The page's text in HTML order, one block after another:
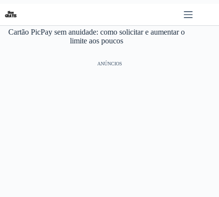
para
o
conteúdo
Cartão PicPay sem anuidade: como solicitar e aumentar o
limite aos poucos
ANÚNCIOS